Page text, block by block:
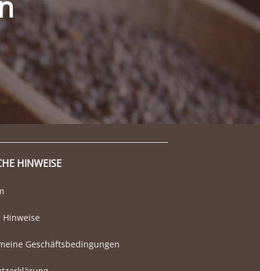
HINWEISE
Hinweise
Geschäftsbedingungen